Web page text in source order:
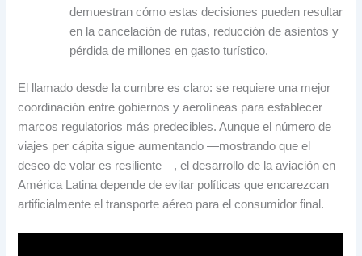
demuestran cómo estas decisiones pueden resultar
en la cancelación de rutas, reducción de asientos y
pérdida de millones en gasto turístico.
El llamado desde la cumbre es claro: se requiere una mejor
coordinación entre gobiernos y aerolíneas para establecer
marcos regulatorios más predecibles. Aunque el número de
viajes per cápita sigue aumentando —mostrando que el
deseo de volar es resiliente—, el desarrollo de la aviación en
América Latina depende de evitar políticas que encarezcan
artificialmente el transporte aéreo para el consumidor final.